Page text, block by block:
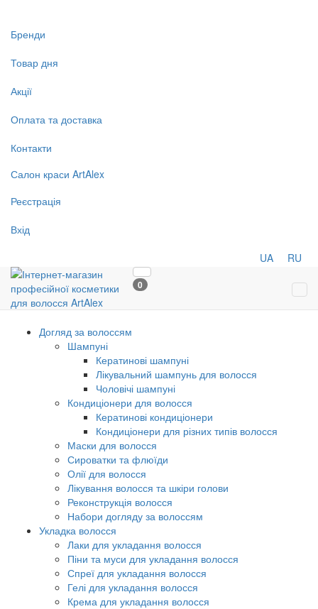
Бренди
Товар дня
Акції
Оплата та доставка
Контакти
Салон краси ArtAlex
Реєстрація
Вхід
UA RU
0
Догляд за волоссям
Шампуні
Кератинові шампуні
Лікувальний шампунь для волосся
Чоловічі шампуні
Кондиціонери для волосся
Кератинові кондиціонери
Кондиціонери для різних типів волосся
Маски для волосся
Сироватки та флюїди
Олії для волосся
Лікування волосся та шкіри голови
Реконструкція волосся
Набори догляду за волоссям
Укладка волосся
Лаки для укладання волосся
Піни та муси для укладання волосся
Спреї для укладання волосся
Гелі для укладання волосся
Крема для укладання волосся